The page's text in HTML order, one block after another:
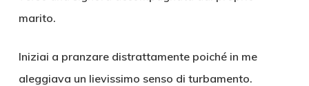
marito.
Iniziai a pranzare distrattamente poiché in me
aleggiava un lievissimo senso di turbamento.